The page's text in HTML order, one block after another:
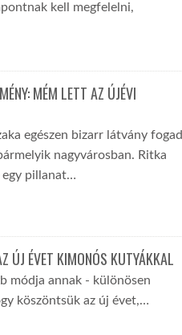
kell megfelelni,
MÉM LETT AZ ÚJÉVI
egészen bizarr látvány fogad
nagyvárosban. Ritka
egy pillanat…
ÚJ ÉVET KIMONÓS KUTYÁKKAL
módja annak - különösen
köszöntsük az új évet,…